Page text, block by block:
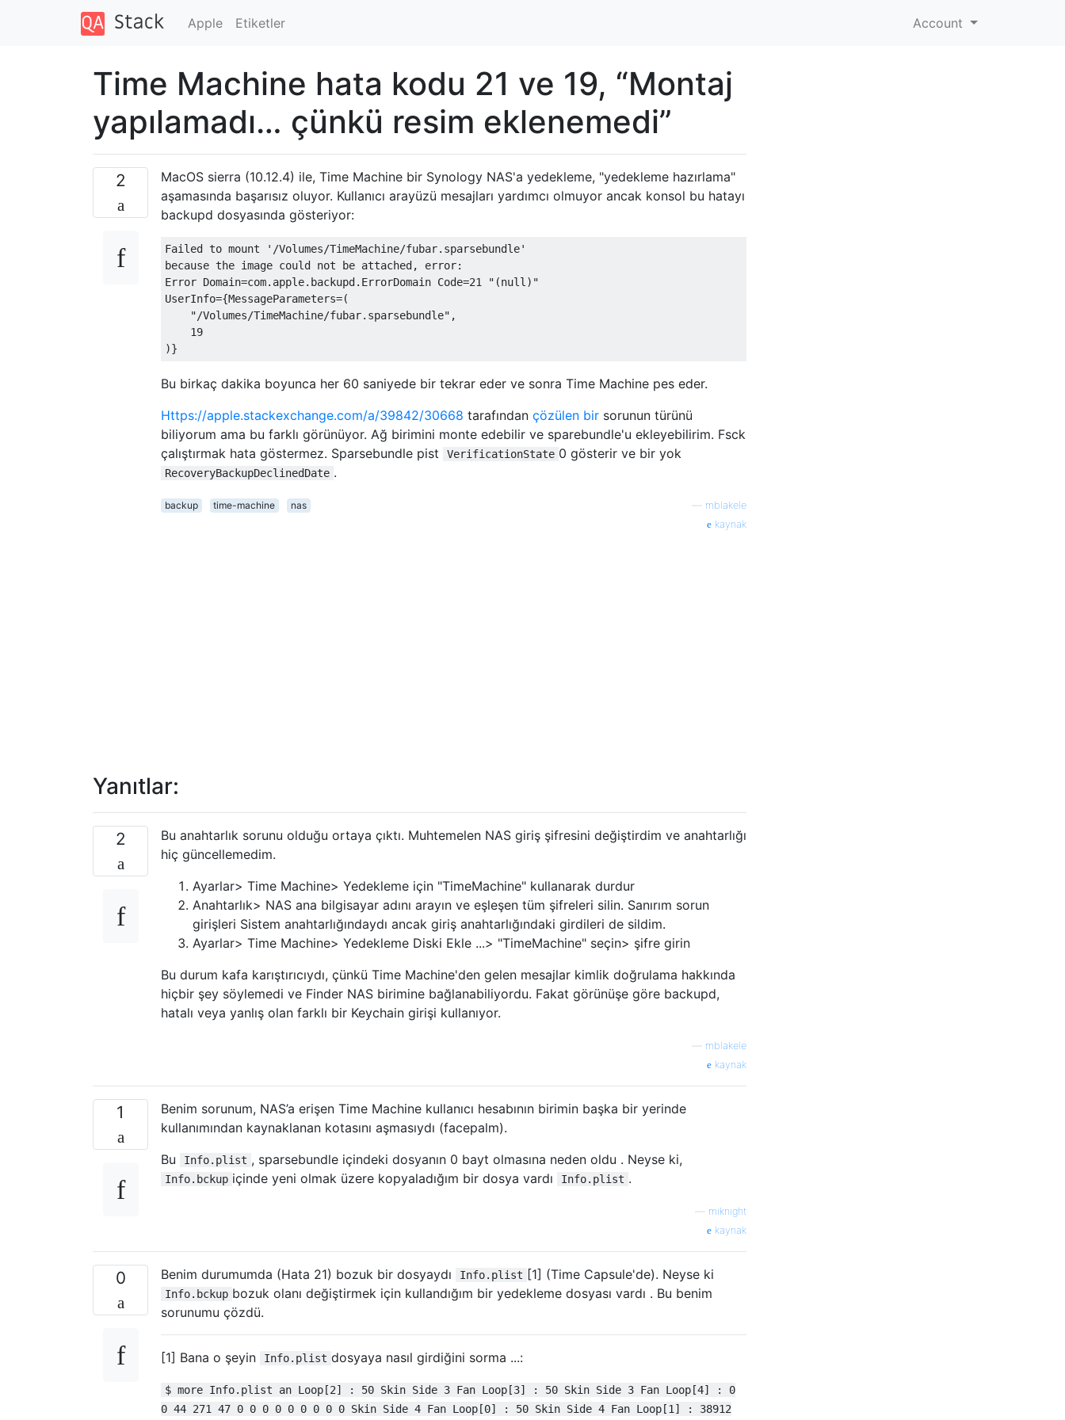
Apple Etiketler Account
Time Machine hata kodu 21 ve 19, “Montaj
yapılamadı… çünkü resim eklenemedi”
2
MacOS sierra (10.12.4) ile, Time Machine bir Synology NAS'a yedekleme, "yedekleme hazırlama"
aşamasında başarısız oluyor. Kullanıcı arayüzü mesajları yardımcı olmuyor ancak konsol bu hatayı
backupd dosyasında gösteriyor:
Failed to mount '/Volumes/TimeMachine/fubar.sparsebundle'
because the image could not be attached, error:
Error Domain=com.apple.backupd.ErrorDomain Code=21 "(null)"
UserInfo={MessageParameters=(
    "/Volumes/TimeMachine/fubar.sparsebundle",
    19
Bu birkaç dakika boyunca her 60 saniyede bir tekrar eder ve sonra Time Machine pes eder.
Https://apple.stackexchange.com/a/39842/30668 tarafından çözülen bir sorunun türünü
biliyorum ama bu farklı görünüyor. Ağ birimini monte edebilir ve sparebundle'u ekleyebilirim. Fsck
çalıştırmak hata göstermez. Sparsebundle pist
VerificationState 0 gösterir ve bir yok
RecoveryBackupDeclinedDate .
backup time-machine nas
mblakele
kaynak
Yanıtlar:
2
Bu anahtarlık sorunu olduğu ortaya çıktı. Muhtemelen NAS giriş şifresini değiştirdim ve anahtarlığı
hiç güncellemedim.
Ayarlar> Time Machine> Yedekleme için "TimeMachine" kullanarak durdur
Anahtarlık> NAS ana bilgisayar adını arayın ve eşleşen tüm şifreleri silin. Sanırım sorun
girişleri Sistem anahtarlığındaydı ancak giriş anahtarlığındaki girdileri de sildim.
Ayarlar> Time Machine> Yedekleme Diski Ekle ...> "TimeMachine" seçin> şifre girin
Bu durum kafa karıştırıcıydı, çünkü Time Machine'den gelen mesajlar kimlik doğrulama hakkında
hiçbir şey söylemedi ve Finder NAS birimine bağlanabiliyordu. Fakat görünüşe göre backupd,
hatalı veya yanlış olan farklı bir Keychain girişi kullanıyor.
mblakele
kaynak
1
Benim sorunum, NAS’a erişen Time Machine kullanıcı hesabının birimin başka bir yerinde
kullanımından kaynaklanan kotasını aşmasıydı (facepalm).
Bu
Info.plist , sparsebundle içindeki dosyanın 0 bayt olmasına neden oldu . Neyse ki,
Info.bckup içinde yeni olmak üzere kopyaladığım bir dosya vardı Info.plist .
miknight
kaynak
0 Benim durumumda (Hata 21) bozuk bir dosyaydı Info.plist [1] (Time Capsule'de). Neyse ki
Info.bckup bozuk olanı değiştirmek için kullandığım bir yedekleme dosyası vardı . Bu benim
sorunumu çözdü.
[1] Bana o şeyin Info.plist dosyaya nasıl girdiğini sorma ...:
$ more Info.plist an Loop[2] : 50 Skin Side 3 Fan Loop[3] : 50 Skin Side 3 Fan Loop[4] : 0
0 44 271 47 0 0 0 0 0 0 0 0 0 Skin Side 4 Fan Loop[0] : 50 Skin Side 4 Fan Loop[1] : 38912